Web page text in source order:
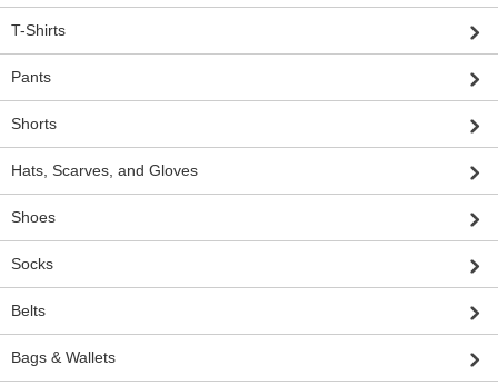
T-Shirts
Pants
Shorts
Hats, Scarves, and Gloves
Shoes
Socks
Belts
Bags & Wallets